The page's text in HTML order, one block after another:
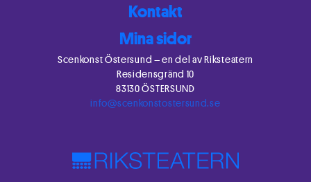
Kontakt
Mina sidor
Scenkonst Östersund – en del av Riksteatern
Residensgränd 10
83130 ÖSTERSUND
info@scenkonstostersund.se